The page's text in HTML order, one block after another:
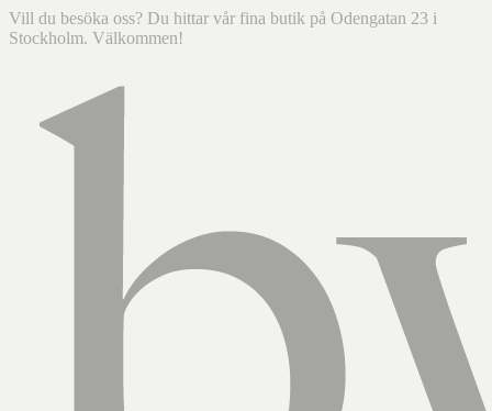
Vill du besöka oss? Du hittar vår fina butik på Odengatan 23 i
Stockholm. Välkommen!